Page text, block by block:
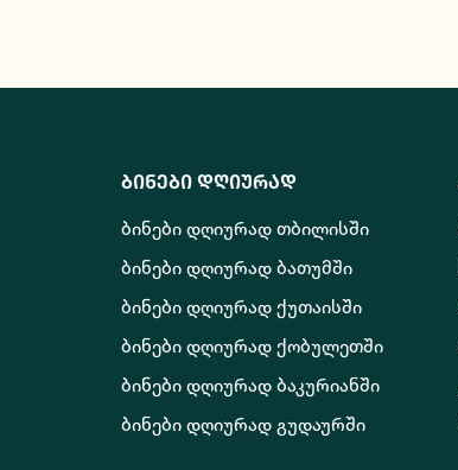
ბინები დღიურად
ბინები დღიურად თბილისში
ბინები დღიურად ბათუმში
ბინები დღიურად ქუთაისში
ბინები დღიურად ქობულეთში
ბინები დღიურად ბაკურიანში
ბინები დღიურად გუდაურში